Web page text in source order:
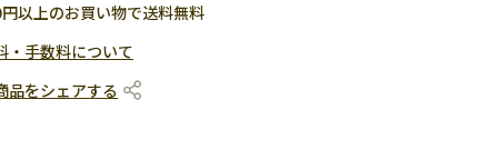
以上のお買い物で送料無料
・手数料について
品をシェアする